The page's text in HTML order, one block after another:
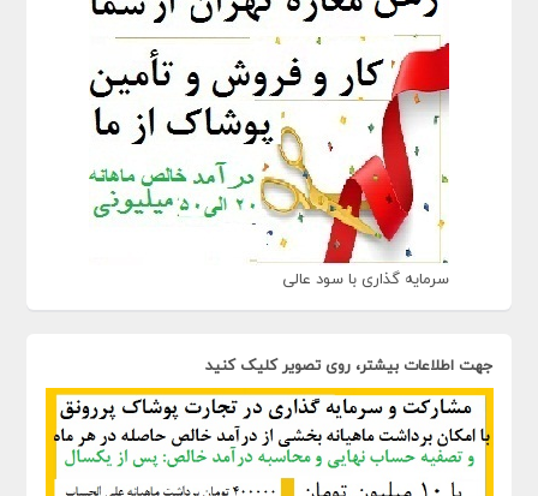
سرمایه گذاری با سود عالی
جهت اطلاعات بیشتر، روی تصویر کلیک کنید